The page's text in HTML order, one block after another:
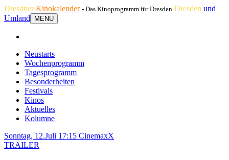
DresdnerKinokalender - Das Kinoprogramm für Dresden Dresden und
Umland
MENU
Neustarts
Wochenprogramm
Tagesprogramm
Besonderheiten
Festivals
Kinos
Aktuelles
Kolumne
Sonntag, 12.Juli 17:15 CinemaxX
TRAILER